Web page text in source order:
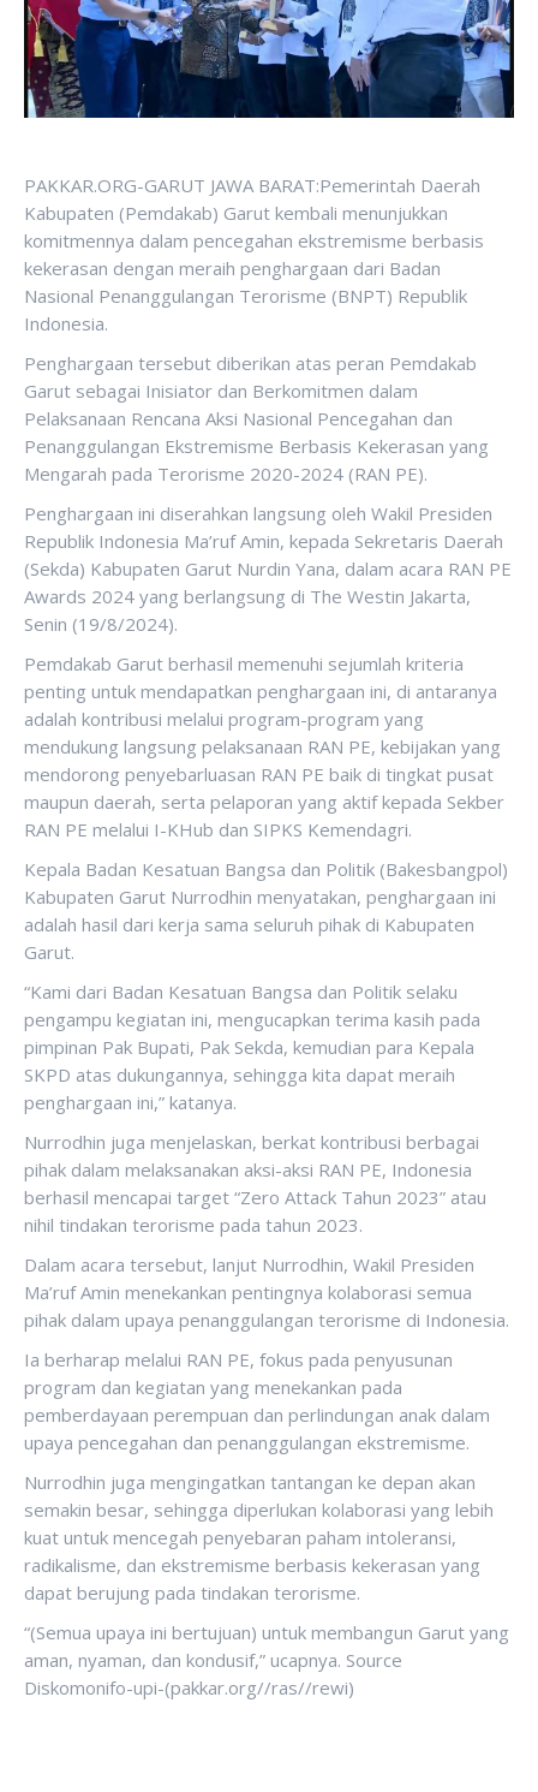
PAKKAR.ORG-GARUT JAWA BARAT:Pemerintah Daerah
Kabupaten (Pemdakab) Garut kembali menunjukkan
komitmennya dalam pencegahan ekstremisme berbasis
kekerasan dengan meraih penghargaan dari Badan
Nasional Penanggulangan Terorisme (BNPT) Republik
Indonesia.
Penghargaan tersebut diberikan atas peran Pemdakab
Garut sebagai Inisiator dan Berkomitmen dalam
Pelaksanaan Rencana Aksi Nasional Pencegahan dan
Penanggulangan Ekstremisme Berbasis Kekerasan yang
Mengarah pada Terorisme 2020-2024 (RAN PE).
Penghargaan ini diserahkan langsung oleh Wakil Presiden
Republik Indonesia Ma’ruf Amin, kepada Sekretaris Daerah
(Sekda) Kabupaten Garut Nurdin Yana, dalam acara RAN PE
Awards 2024 yang berlangsung di The Westin Jakarta,
Senin (19/8/2024).
Pemdakab Garut berhasil memenuhi sejumlah kriteria
penting untuk mendapatkan penghargaan ini, di antaranya
adalah kontribusi melalui program-program yang
mendukung langsung pelaksanaan RAN PE, kebijakan yang
mendorong penyebarluasan RAN PE baik di tingkat pusat
maupun daerah, serta pelaporan yang aktif kepada Sekber
RAN PE melalui I-KHub dan SIPKS Kemendagri.
Kepala Badan Kesatuan Bangsa dan Politik (Bakesbangpol)
Kabupaten Garut Nurrodhin menyatakan, penghargaan ini
adalah hasil dari kerja sama seluruh pihak di Kabupaten
Garut.
“Kami dari Badan Kesatuan Bangsa dan Politik selaku
pengampu kegiatan ini, mengucapkan terima kasih pada
pimpinan Pak Bupati, Pak Sekda, kemudian para Kepala
SKPD atas dukungannya, sehingga kita dapat meraih
penghargaan ini,” katanya.
Nurrodhin juga menjelaskan, berkat kontribusi berbagai
pihak dalam melaksanakan aksi-aksi RAN PE, Indonesia
berhasil mencapai target “Zero Attack Tahun 2023” atau
nihil tindakan terorisme pada tahun 2023.
Dalam acara tersebut, lanjut Nurrodhin, Wakil Presiden
Ma’ruf Amin menekankan pentingnya kolaborasi semua
pihak dalam upaya penanggulangan terorisme di Indonesia.
Ia berharap melalui RAN PE, fokus pada penyusunan
program dan kegiatan yang menekankan pada
pemberdayaan perempuan dan perlindungan anak dalam
upaya pencegahan dan penanggulangan ekstremisme.
Nurrodhin juga mengingatkan tantangan ke depan akan
semakin besar, sehingga diperlukan kolaborasi yang lebih
kuat untuk mencegah penyebaran paham intoleransi,
radikalisme, dan ekstremisme berbasis kekerasan yang
dapat berujung pada tindakan terorisme.
“(Semua upaya ini bertujuan) untuk membangun Garut yang
aman, nyaman, dan kondusif,” ucapnya. Source
Diskomonifo-upi-(pakkar.org//ras//rewi)